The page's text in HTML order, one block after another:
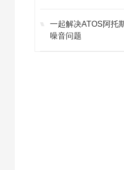
一起解决ATOS阿托
噪音问题